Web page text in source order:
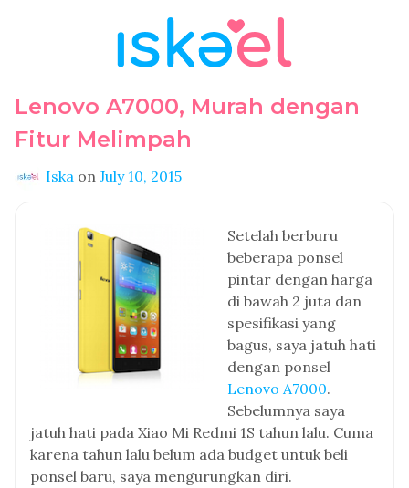
Lenovo A7000, Murah dengan
Fitur Melimpah
Iska on July 10, 2015
Setelah berburu
beberapa ponsel
pintar dengan harga
di bawah 2 juta dan
spesifikasi yang
bagus, saya jatuh hati
dengan ponsel
Lenovo A7000.
Sebelumnya saya
jatuh hati pada Xiao Mi Redmi 1S tahun lalu. Cuma
karena tahun lalu belum ada budget untuk beli
ponsel baru, saya mengurungkan diri.